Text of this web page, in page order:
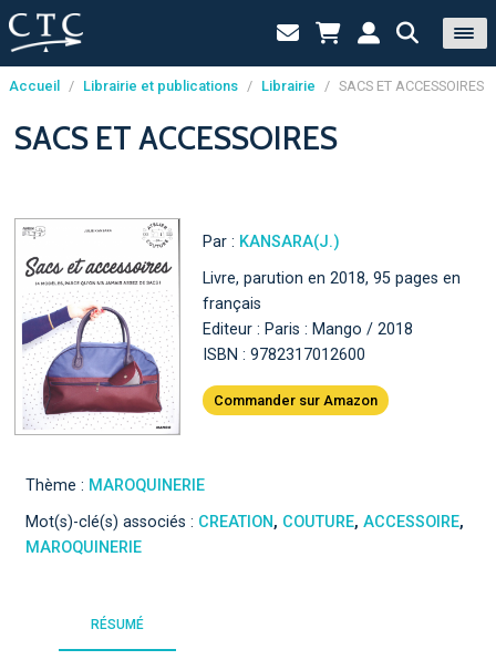
Panneau de gestion des cookies
Accueil / Librairie et publications / Librairie / SACS ET ACCESSOIRES
SACS ET ACCESSOIRES
Par : KANSARA(J.)
Livre, parution en 2018, 95 pages en
français
Editeur : Paris : Mango / 2018
ISBN : 9782317012600
Commander sur Amazon
Thème : MAROQUINERIE
Mot(s)-clé(s) associés : CREATION, COUTURE, ACCESSOIRE,
MAROQUINERIE
RÉSUMÉ